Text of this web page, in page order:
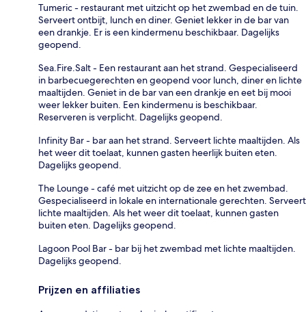
Tumeric - restaurant met uitzicht op het zwembad en de tuin.
Serveert ontbijt, lunch en diner. Geniet lekker in de bar van
een drankje. Er is een kindermenu beschikbaar. Dagelijks
geopend.
Sea.Fire.Salt - Een restaurant aan het strand. Gespecialiseerd
in barbecuegerechten en geopend voor lunch, diner en lichte
maaltijden. Geniet in de bar van een drankje en eet bij mooi
weer lekker buiten. Een kindermenu is beschikbaar.
Reserveren is verplicht. Dagelijks geopend.
Infinity Bar - bar aan het strand. Serveert lichte maaltijden. Als
het weer dit toelaat, kunnen gasten heerlijk buiten eten.
Dagelijks geopend.
The Lounge - café met uitzicht op de zee en het zwembad.
Gespecialiseerd in lokale en internationale gerechten. Serveert
lichte maaltijden. Als het weer dit toelaat, kunnen gasten
buiten eten. Dagelijks geopend.
Lagoon Pool Bar - bar bij het zwembad met lichte maaltijden.
Dagelijks geopend.
Prijzen en affiliaties